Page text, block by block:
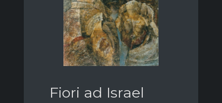
Fiori ad Israel